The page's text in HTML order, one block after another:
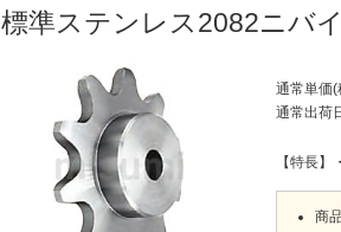
標準ステンレス2082ニバ
通常単価(
通常出荷
【特長
商